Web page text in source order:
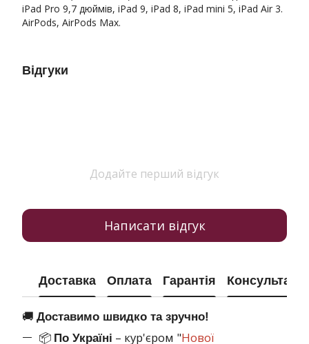
iPad Pro 9,7 дюймів, iPad 9, iPad 8, iPad mini 5, iPad Air 3.
AirPods, AirPods Max.
Відгуки
Додайте перший відгук
Написати відгук
Доставка Оплата Гарантія Консультація
🚚 Доставимо швидко та зручно!
📦 По Україні – кур'єром "Нової